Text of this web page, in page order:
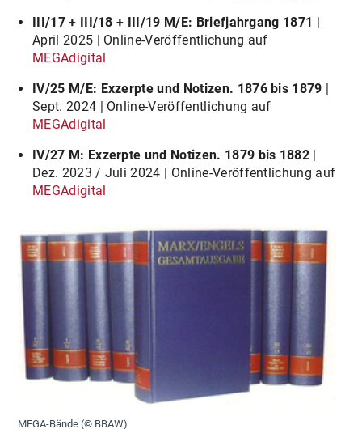
III/17 + III/18 + III/19 M/E: Briefjahrgang 1871 |
April 2025 | Online-Veröffentlichung auf
MEGAdigital
IV/25 M/E: Exzerpte und Notizen. 1876 bis 1879 |
Sept. 2024 | Online-Veröffentlichung auf
MEGAdigital
IV/27 M: Exzerpte und Notizen. 1879 bis 1882 |
Dez. 2023 / Juli 2024 | Online-Veröffentlichung auf
MEGAdigital
MEGA-Bände (© BBAW)